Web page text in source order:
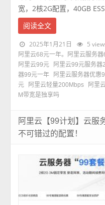
宽，2核2G配置，40GB
阅读全文
2025年1月21日 5
阿里云68元一年。阿里云服务
阿里云99元
阿里云99元服务器
器99元一年
阿里云服务器优惠
元
阿里云轻量200Mbps 阿里
M带宽是独享吗
阿里云【99计划】云服
不可错过的配置！